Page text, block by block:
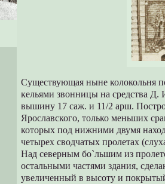
Существующая ныне колокольня
кельями звонницы на средства
вышину 17 саж. и 11/2 арш.
Ярославского, только меньших
которых под нижними двумя
четырех сводчатых пролетах
Над северным бо`льшим из
остальными частями здания,
увеличенный в высоту и